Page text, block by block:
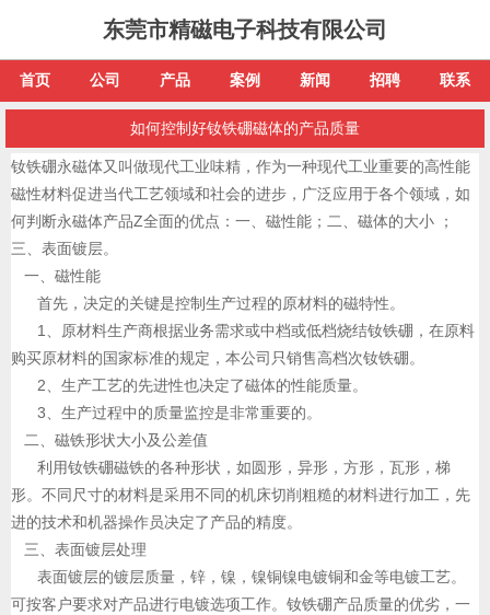
东莞市精磁电子科技有限公司
首页 公司 产品 案例 新闻 招聘 联系
如何控制好钕铁硼磁体的产品质量
钕铁硼永磁体又叫做现代工业味精，作为一种现代工业重要的高性能
磁性材料促进当代工艺领域和社会的进步，广泛应用于各个领域，如
何判断永磁体产品Z全面的优点：一、磁性能；二、磁体的大小 ；
三、表面镀层。
一、磁性能
首先，决定的关键是控制生产过程的原材料的磁特性。
1、原材料生产商根据业务需求或中档或低档烧结钕铁硼，在原料
购买原材料的国家标准的规定，本公司只销售高档次钕铁硼。
2、生产工艺的先进性也决定了磁体的性能质量。
3、生产过程中的质量监控是非常重要的。
二、磁铁形状大小及公差值
利用钕铁硼磁铁的各种形状，如圆形，异形，方形，瓦形，梯
形。不同尺寸的材料是采用不同的机床切削粗糙的材料进行加工，先
进的技术和机器操作员决定了产品的精度。
三、表面镀层处理
表面镀层的镀层质量，锌，镍，镍铜镍电镀铜和金等电镀工艺。
可按客户要求对产品进行电镀选项工作。钕铁硼产品质量的优劣，一